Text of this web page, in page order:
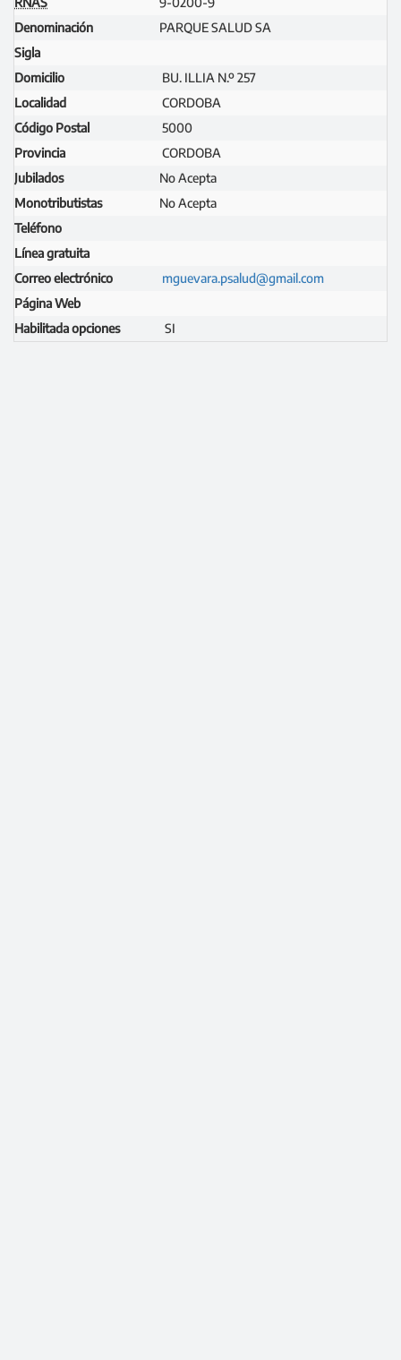
Denominación
PARQUE SALUD SA
Sigla
Domicilio
BU. ILLIA N.º 257
Localidad
CORDOBA
Código Postal
5000
Provincia
CORDOBA
Jubilados
No Acepta
Monotributistas
No Acepta
Teléfono
Línea gratuita
Correo electrónico
mguevara.psalud@gmail.com
Página Web
Habilitada opciones
SI